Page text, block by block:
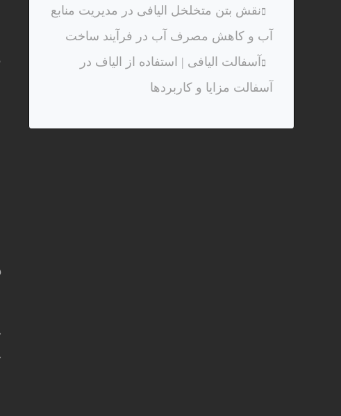
نقش بتن متخلخل الیافی در مدیریت منابع
آب و کاهش مصرف آب در فرآیند ساخت
آسفالت الیافی | استفاده از الیاف در
آسفالت مزایا و کاربردها